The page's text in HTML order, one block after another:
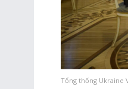
Tổng thống Ukraine